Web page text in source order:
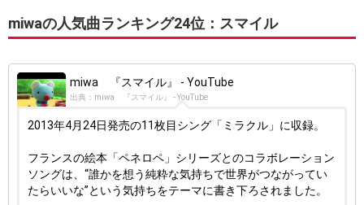
miwaの人気曲ランキング24位：スマイル
miwa 『スマイル』 - YouTube
出典：miwa 『スマイル』 - YouTube
2013年4月24日発売の11枚目シング「ミラクル」に収録。
フランスの絵本「ペネロペ」シリーズとのコラボレーション
ソングは、“誰かを想う純粋な気持ちで世界がつながってい
たらいいな”という気持ちをテーマに書き下ろされました。